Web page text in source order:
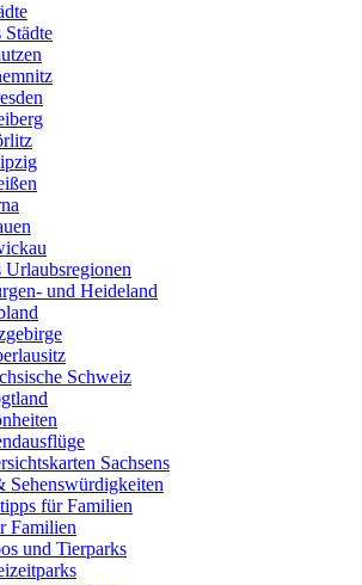
Städte
Urlaubsregionen
und Heideland
Schweiz
Sachsens
Sehenswürdigkeiten
für Familien
Familien
und Tierparks